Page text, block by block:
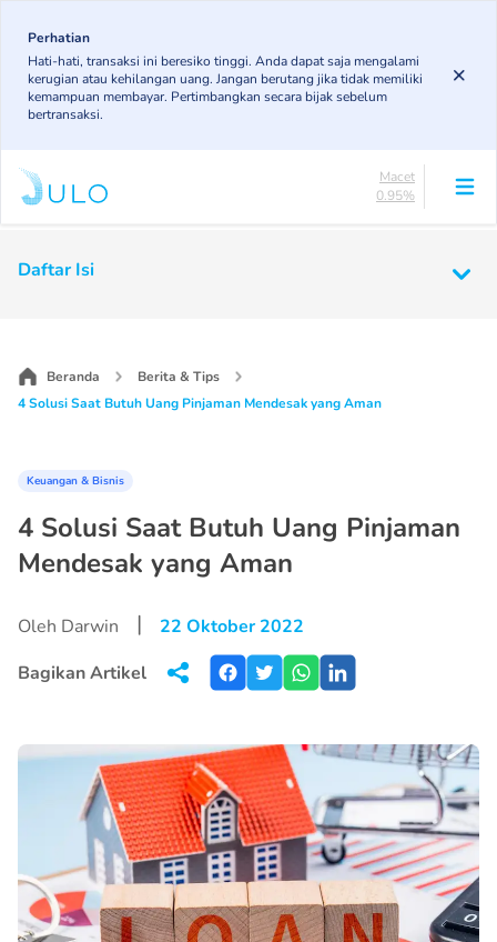
main
content
Perhatian
Hati-hati, transaksi ini beresiko tinggi. Anda dapat saja mengalami
kerugian atau kehilangan uang. Jangan berutang jika tidak memiliki
kemampuan membayar. Pertimbangkan secara bijak sebelum
bertransaksi.
Main
5.97%
KL
4.91%
Macet
0.95%
Macet
Daftar Isi
Beranda
Berita & Tips
4 Solusi Saat Butuh Uang Pinjaman Mendesak yang Aman
Keuangan & Bisnis
4 Solusi Saat Butuh Uang Pinjaman
Mendesak yang Aman
Oleh Darwin |
22 Oktober 2022
Bagikan Artikel